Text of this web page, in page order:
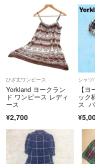
クリーニングやアフターサ
の場合の一部返金での対応
Cランク以下の商品につい
ていただいております。
当アカウントはラクマ公式パ
https://fril.jp/ts/
◆返品特約：
https://fril.jp/
◆適格請求書発行事業者登
ひざ丈ワンピース
Yorkland ヨークラン
ド ワンピース レディ
ース
¥2,700
シャツ
【
ック
ス